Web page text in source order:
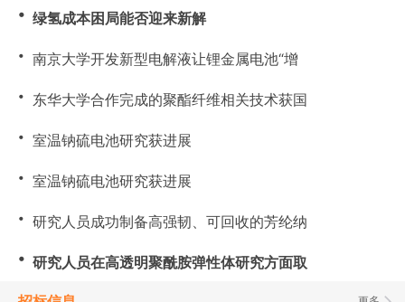
・ 绿氢成本困局能否迎来新解
・ 南京大学开发新型电解液让锂金属电池“增
・ 东华大学合作完成的聚酯纤维相关技术获国
・ 室温钠硫电池研究获进展
・ 室温钠硫电池研究获进展
・ 研究人员成功制备高强韧、可回收的芳纶纳
・ 研究人员在高透明聚酰胺弹性体研究方面取